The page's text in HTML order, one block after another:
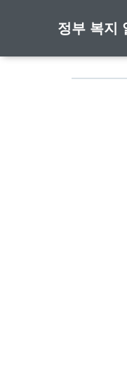
정부 복지